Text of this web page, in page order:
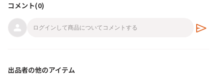
コメント(0)
send
出品者の他のアイテム